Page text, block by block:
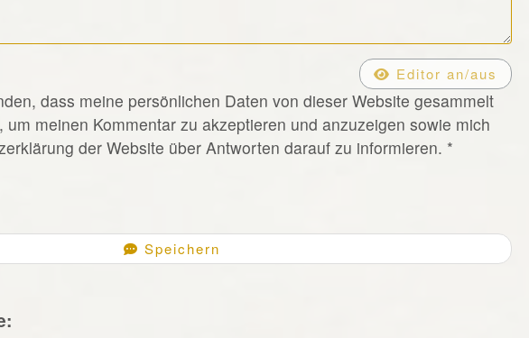
Editor an/aus
dass meine persönlichen Daten von dieser Website gesammelt
um meinen Kommentar zu akzeptieren und anzuzeigen sowie mich
der Website über Antworten darauf zu informieren. *
Speichern